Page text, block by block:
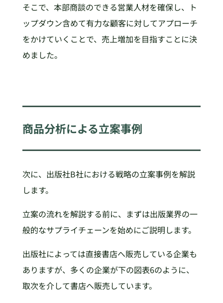
そこで、本部商談のできる営業人材を確保し、ト
ップダウン含めて有力な顧客に対してアプローチ
をかけていくことで、売上増加を目指すことに決
めました。
商品分析による立案事例
次に、出版社B社における戦略の立案事例を解説
します。
立案の流れを解説する前に、まずは出版業界の一
般的なサプライチェーンを始めにご説明します。
出版社によっては直接書店へ販売している企業も
ありますが、多くの企業が下の図表6のように、
取次を介して書店へ販売しています。